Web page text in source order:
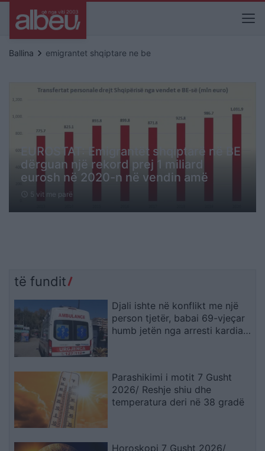
Ballina keyboard_arrow_right emigrantet shqiptare ne be
EUROSTAT: Emigrantët shqiptarë në BE
dërguan një rekord prej 1 miliard
eurosh në 2020-n në vendin amë
schedule 5 vit me parë
të fundit
Djali ishte në konflikt me një
person tjetër, babai 69-vjeçar
humb jetën nga arresti kardiak
Parashikimi i motit 7 Gusht
2026/ Reshje shiu dhe
temperatura deri në 38 gradë
Horoskopi 7 Gusht 2026/